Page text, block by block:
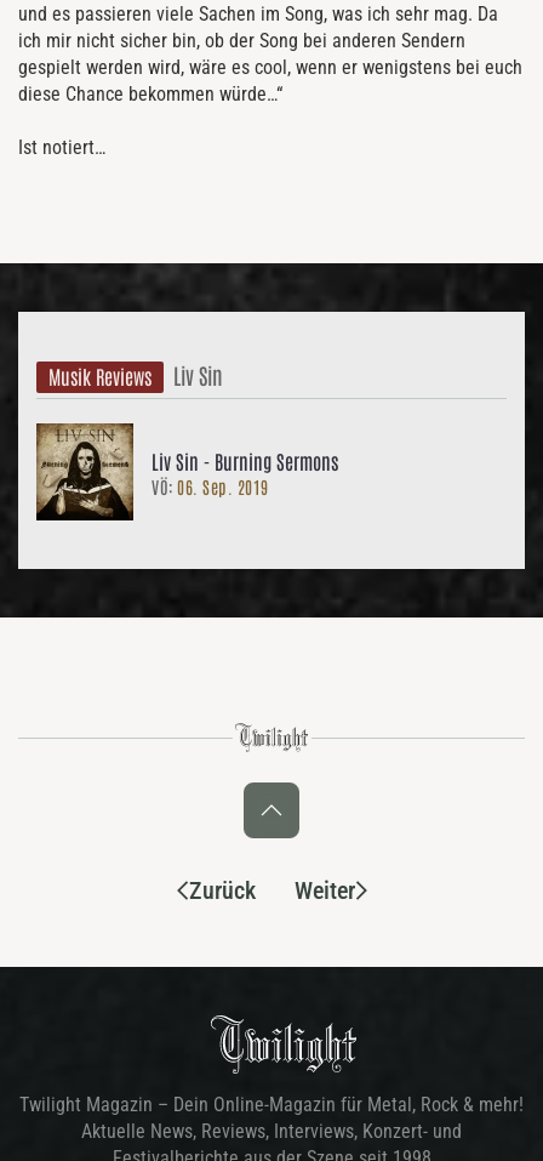
und es passieren viele Sachen im Song, was ich sehr mag. Da
ich mir nicht sicher bin, ob der Song bei anderen Sendern
gespielt werden wird, wäre es cool, wenn er wenigstens bei euch
diese Chance bekommen würde…“
Ist notiert…
Musik Reviews Liv Sin
Liv Sin - Burning Sermons
VÖ: 06. Sep. 2019
Zurück Weiter
Twilight Magazin – Dein Online-Magazin für Metal, Rock & mehr!
Aktuelle News, Reviews, Interviews, Konzert- und